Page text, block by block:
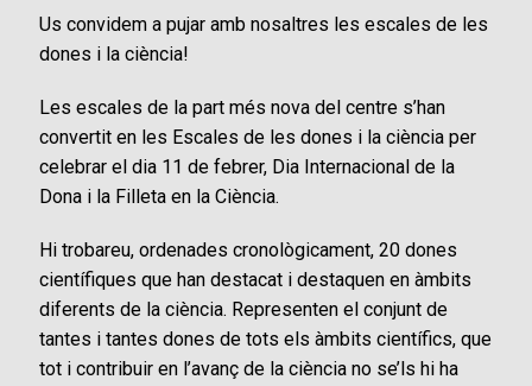
Us convidem a pujar amb nosaltres les escales de les
dones i la ciència!
Les escales de la part més nova del centre s’han
convertit en les Escales de les dones i la ciència per
celebrar el dia 11 de febrer, Dia Internacional de la
Dona i la Filleta en la Ciència.
Hi trobareu, ordenades cronològicament, 20 dones
científiques que han destacat i destaquen en àmbits
diferents de la ciència. Representen el conjunt de
tantes i tantes dones de tots els àmbits científics, que
tot i contribuir en l’avanç de la ciència no se’ls hi ha